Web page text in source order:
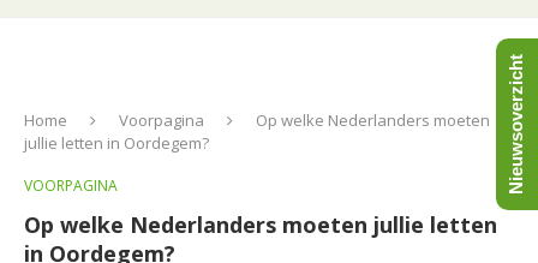
Home Voorpagina
Op welke Nederlanders moeten
jullie letten in Oordegem?
VOORPAGINA
Op welke Nederlanders moeten jullie letten
in Oordegem?
Nieuwsoverzicht